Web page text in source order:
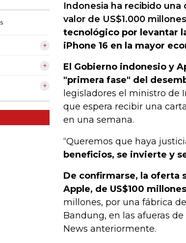
Indonesia ha recibido
valor de US$1.000
tecnológico por levantar
iPhone 16 en la mayor
El Gobierno indonesio y
"primera fase" del
legisladores el ministro de
que espera recibir una
en una semana.
“Queremos que haya
beneficios, se invierte y
De confirmarse, la oferta
Apple, de US$100 millones
millones, por una fábrica
Bandung, en las afueras
News anteriormente.